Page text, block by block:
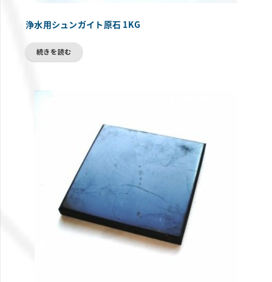
浄水用シュンガイト原石 1KG
続きを読む